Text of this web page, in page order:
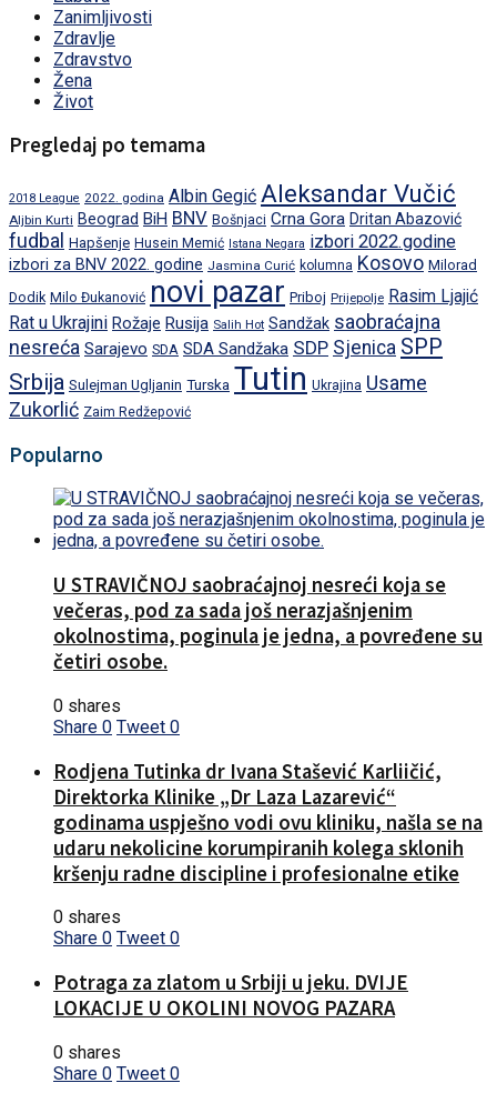
Zanimljivosti
Zdravlje
Zdravstvo
Žena
Život
Pregledaj po temama
2018 League 2022. godina Albin Gegić Aleksandar Vučić
Aljbin Kurti Beograd BiH BNV Bošnjaci Crna Gora Dritan Abazović
fudbal Hapšenje Husein Memić Istana Negara izbori 2022.godine
izbori za BNV 2022. godine Jasmina Curić kolumna Kosovo Milorad
Dodik Milo Đukanović novi pazar Priboj Prijepolje Rasim Ljajić
Rat u Ukrajini Rožaje Rusija Salih Hot Sandžak saobraćajna
nesreća Sarajevo SDA SDA Sandžaka SDP Sjenica SPP
Srbija Sulejman Ugljanin Turska Tutin Ukrajina Usame
Zukorlić Zaim Redžepović
Popularno
U STRAVIČNOJ saobraćajnoj nesreći koja se
večeras, pod za sada još nerazjašnjenim
okolnostima, poginula je jedna, a povređene su
četiri osobe.
0 shares
Share 0 Tweet 0
Rodjena Tutinka dr Ivana Stašević Karliičić,
Direktorka Klinike „Dr Laza Lazarević“
godinama uspješno vodi ovu kliniku, našla se na
udaru nekolicine korumpiranih kolega sklonih
kršenju radne discipline i profesionalne etike
0 shares
Share 0 Tweet 0
Potraga za zlatom u Srbiji u jeku. DVIJE
LOKACIJE U OKOLINI NOVOG PAZARA
0 shares
Share 0 Tweet 0